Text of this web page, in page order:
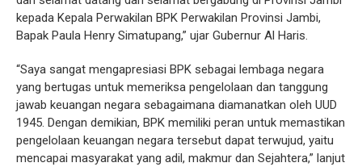
kepada Kepala Perwakilan BPK Perwakilan Provinsi Jambi,
Bapak Paula Henry Simatupang,” ujar Gubernur Al Haris.
“Saya sangat mengapresiasi BPK sebagai lembaga negara
yang bertugas untuk memeriksa pengelolaan dan tanggung
jawab keuangan negara sebagaimana diamanatkan oleh UUD
1945. Dengan demikian, BPK memiliki peran untuk memastikan
pengelolaan keuangan negara tersebut dapat terwujud, yaitu
mencapai masyarakat yang adil, makmur dan Sejahtera,” lanjut